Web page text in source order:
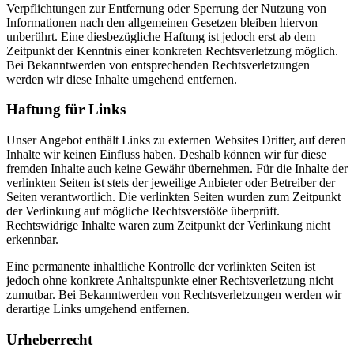
Verpflichtungen zur Entfernung oder Sperrung der Nutzung von
Informationen nach den allgemeinen Gesetzen bleiben hiervon
unberührt. Eine diesbezügliche Haftung ist jedoch erst ab dem
Zeitpunkt der Kenntnis einer konkreten Rechtsverletzung möglich.
Bei Bekanntwerden von entsprechenden Rechtsverletzungen
werden wir diese Inhalte umgehend entfernen.
Haftung für Links
Unser Angebot enthält Links zu externen Websites Dritter, auf deren
Inhalte wir keinen Einfluss haben. Deshalb können wir für diese
fremden Inhalte auch keine Gewähr übernehmen. Für die Inhalte der
verlinkten Seiten ist stets der jeweilige Anbieter oder Betreiber der
Seiten verantwortlich. Die verlinkten Seiten wurden zum Zeitpunkt
der Verlinkung auf mögliche Rechtsverstöße überprüft.
Rechtswidrige Inhalte waren zum Zeitpunkt der Verlinkung nicht
erkennbar.
Eine permanente inhaltliche Kontrolle der verlinkten Seiten ist
jedoch ohne konkrete Anhaltspunkte einer Rechtsverletzung nicht
zumutbar. Bei Bekanntwerden von Rechtsverletzungen werden wir
derartige Links umgehend entfernen.
Urheberrecht